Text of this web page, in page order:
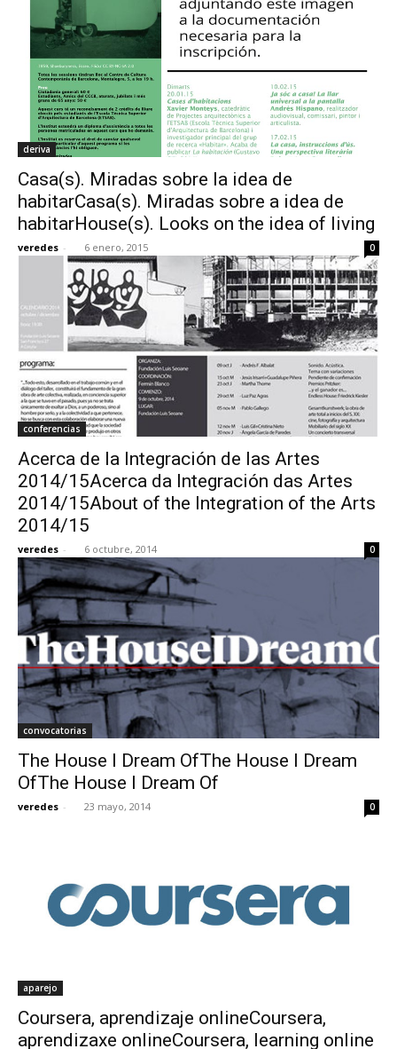
deriva
Casa(s). Miradas sobre la idea de
habitarCasa(s). Miradas sobre a idea de
habitarHouse(s). Looks on the idea of living
veredes - 6 enero, 2015 0
conferencias
Acerca de la Integración de las Artes
2014/15Acerca da Integración das Artes
2014/15About of the Integration of the Arts
2014/15
veredes - 6 octubre, 2014 0
convocatorias
The House I Dream OfThe House I Dream
OfThe House I Dream Of
veredes - 23 mayo, 2014 0
aparejo
Coursera, aprendizaje onlineCoursera,
aprendizaxe onlineCoursera, learning online